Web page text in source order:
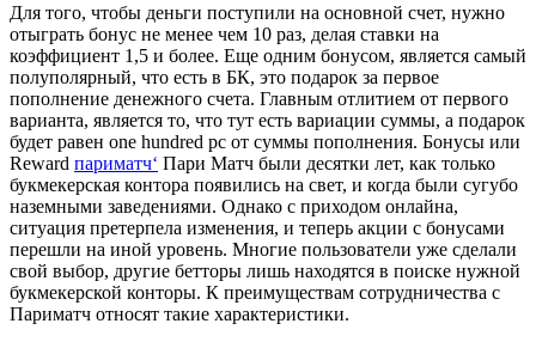
Для того, чтобы деньги поступили на основной счет, нужно
отыграть бонус не менее чем 10 раз, делая ставки на
коэффициент 1,5 и более. Еще одним бонусом, является самый
полуполярный, что есть в БК, это подарок за первое
пополнение денежного счета. Главным отлитием от первого
варианта, является то, что тут есть вариации суммы, а подарок
будет равен one hundred pc от суммы пополнения. Бонусы или
Reward париматч‘ Пари Матч были десятки лет, как только
букмекерская контора появились на свет, и когда были сугубо
наземными заведениями. Однако с приходом онлайна,
ситуация претерпела изменения, и теперь акции с бонусами
перешли на иной уровень. Многие пользователи уже сделали
свой выбор, другие бетторы лишь находятся в поиске нужной
букмекерской конторы. К преимуществам сотрудничества с
Париматч относят такие характеристики.